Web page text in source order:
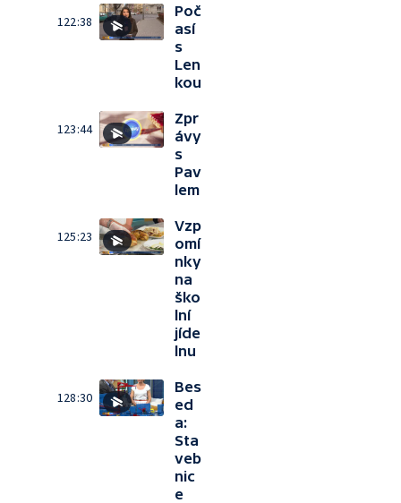
122:38
Poč
así
s
Len
kou
123:44
Zpr
ávy
s
Pav
lem
125:23
Vzp
omí
nky
na
ško
lní
jíde
lnu
128:30
Bes
ed
a:
Sta
veb
nic
e